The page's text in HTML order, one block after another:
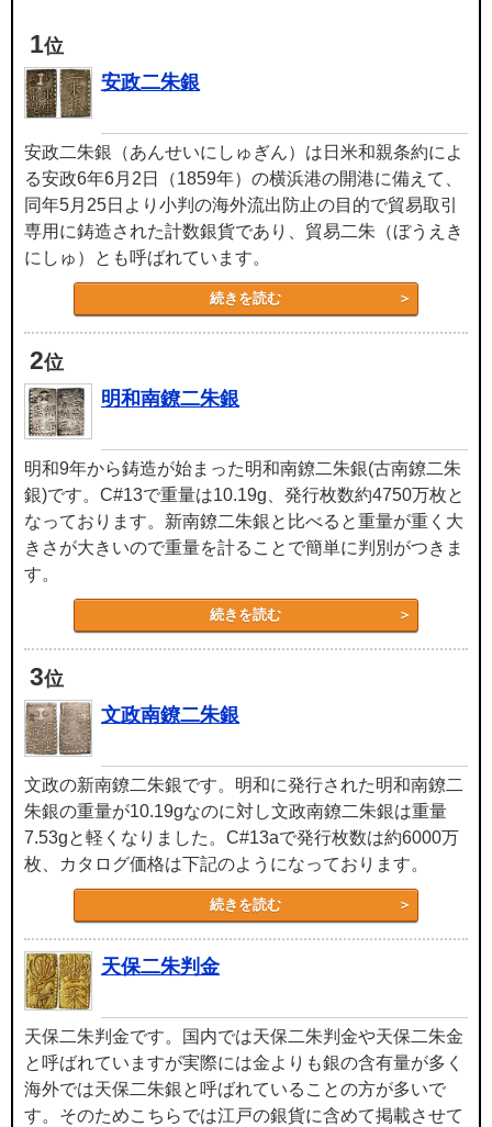
1位
安政二朱銀
安政二朱銀（あんせいにしゅぎん）は日米和親条約によ
る安政6年6月2日（1859年）の横浜港の開港に備えて、
同年5月25日より小判の海外流出防止の目的で貿易取引
専用に鋳造された計数銀貨であり、貿易二朱（ぼうえき
にしゅ）とも呼ばれています。
続きを読む
2位
明和南鐐二朱銀
明和9年から鋳造が始まった明和南鐐二朱銀(古南鐐二朱
銀)です。C#13で重量は10.19g、発行枚数約4750万枚と
なっております。新南鐐二朱銀と比べると重量が重く大
きさが大きいので重量を計ることで簡単に判別がつきま
す。
続きを読む
3位
文政南鐐二朱銀
文政の新南鐐二朱銀です。明和に発行された明和南鐐二
朱銀の重量が10.19gなのに対し文政南鐐二朱銀は重量
7.53gと軽くなりました。C#13aで発行枚数は約6000万
枚、カタログ価格は下記のようになっております。
続きを読む
天保二朱判金
天保二朱判金です。国内では天保二朱判金や天保二朱金
と呼ばれていますが実際には金よりも銀の含有量が多く
海外では天保二朱銀と呼ばれていることの方が多いで
す。そのためこちらでは江戸の銀貨に含めて掲載させて